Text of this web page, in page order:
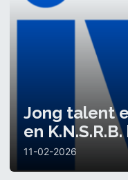
Jong talent
en
11-02-2026